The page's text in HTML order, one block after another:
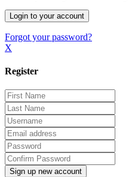
Forgot your password?
X
Register